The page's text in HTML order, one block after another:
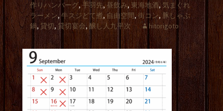
作りハンバーグ,手羽先, 昼飲み, 東海地酒,気まぐれ
ラーメン,牛スジどて煮, 自由空間, 街コン,豚しゃぶ
鍋,貸切, 貸切宴会, 醸し人九平次 hitorigoto